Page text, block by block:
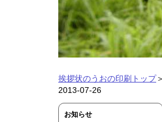
挨拶状のうおの印刷トップ＞
2013-07-26
お知らせ